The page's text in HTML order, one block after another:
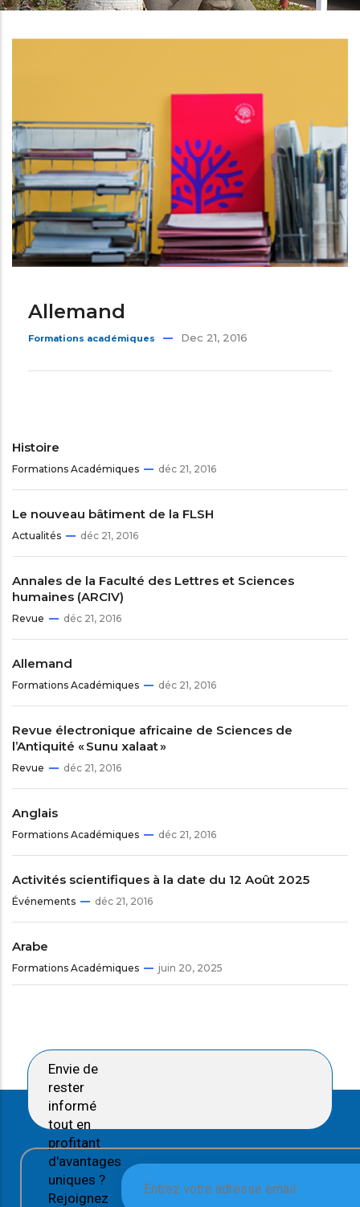
d'Ariane
Allemand
Formations académiques Dec 21, 2016
Histoire
Formations Académiques déc 21, 2016
Le nouveau bâtiment de la FLSH
Actualités déc 21, 2016
Annales de la Faculté des Lettres et Sciences
humaines (ARCIV)
Revue déc 21, 2016
Allemand
Formations Académiques déc 21, 2016
Revue électronique africaine de Sciences de
l’Antiquité « Sunu xalaat »
Revue déc 21, 2016
Anglais
Formations Académiques déc 21, 2016
Activités scientifiques à la date du 12 Août 2025
Événements déc 21, 2016
Arabe
Formations Académiques juin 20, 2025
Envie de
rester
informé
tout en
profitant
d'avantages
uniques ?
Rejoignez